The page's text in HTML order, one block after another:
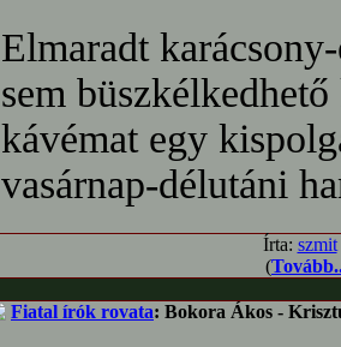
Elmaradt
sem
kávémat egy
vasárnap-délutáni
Írta: szmit
(
Fiatal írók rovata: Bokora Ákos -